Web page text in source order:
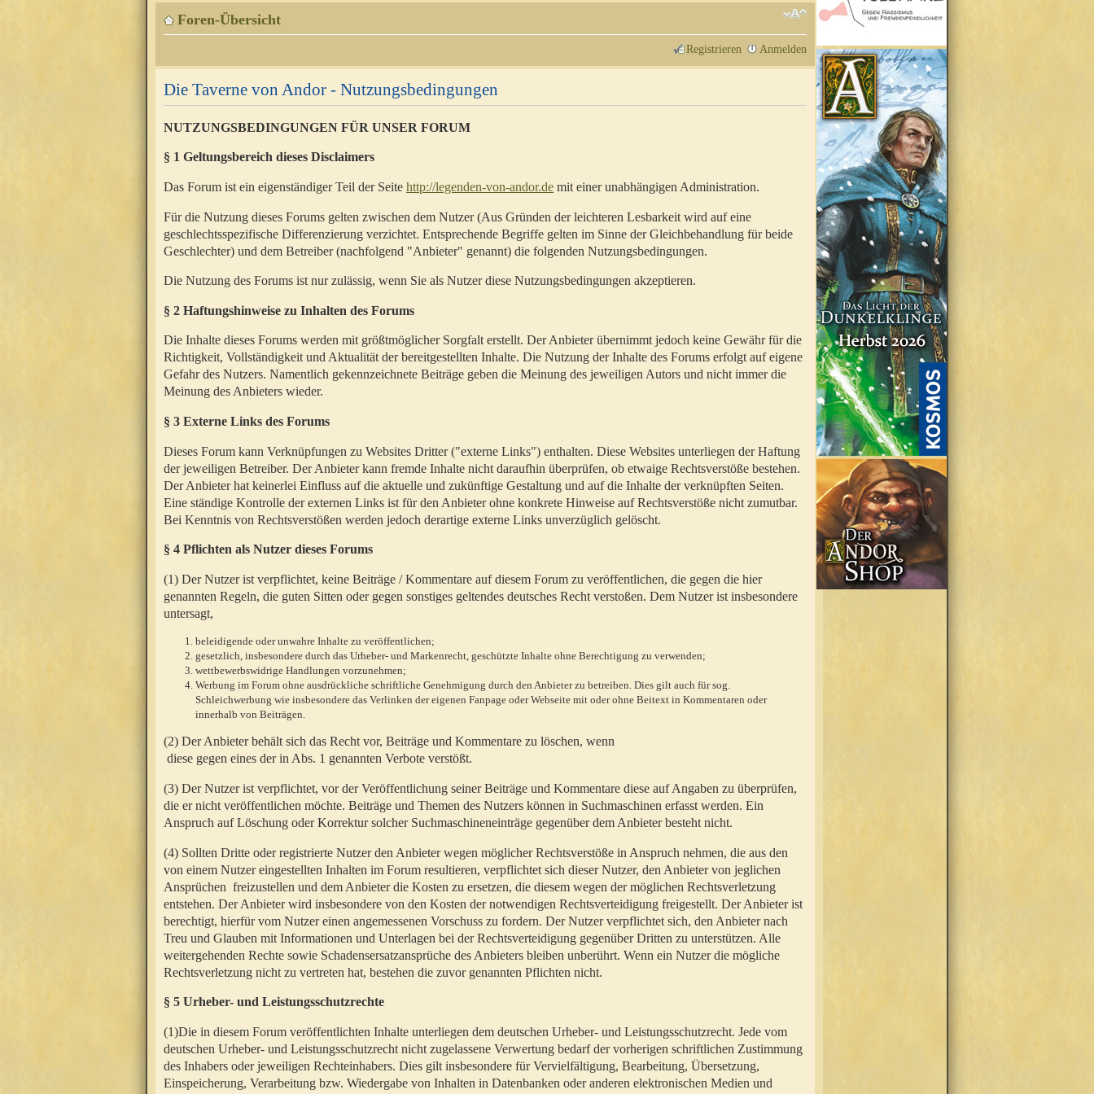
Foren-Übersicht
Registrieren Anmelden
Die Taverne von Andor - Nutzungsbedingungen
NUTZUNGSBEDINGUNGEN FÜR UNSER FORUM
§ 1 Geltungsbereich dieses Disclaimers
Das Forum ist ein eigenständiger Teil der Seite http://legenden-von-andor.de mit einer unabhängigen Administration.
Für die Nutzung dieses Forums gelten zwischen dem Nutzer (Aus Gründen der leichteren Lesbarkeit wird auf eine
geschlechtsspezifische Differenzierung verzichtet. Entsprechende Begriffe gelten im Sinne der Gleichbehandlung für beide
Geschlechter) und dem Betreiber (nachfolgend "Anbieter" genannt) die folgenden Nutzungsbedingungen.
Die Nutzung des Forums ist nur zulässig, wenn Sie als Nutzer diese Nutzungsbedingungen akzeptieren.
§ 2 Haftungshinweise zu Inhalten des Forums
Die Inhalte dieses Forums werden mit größtmöglicher Sorgfalt erstellt. Der Anbieter übernimmt jedoch keine Gewähr für die
Richtigkeit, Vollständigkeit und Aktualität der bereitgestellten Inhalte. Die Nutzung der Inhalte des Forums erfolgt auf eigene
Gefahr des Nutzers. Namentlich gekennzeichnete Beiträge geben die Meinung des jeweiligen Autors und nicht immer die
Meinung des Anbieters wieder.
§ 3 Externe Links des Forums
Dieses Forum kann Verknüpfungen zu Websites Dritter ("externe Links") enthalten. Diese Websites unterliegen der Haftung
der jeweiligen Betreiber. Der Anbieter kann fremde Inhalte nicht daraufhin überprüfen, ob etwaige Rechtsverstöße bestehen.
Der Anbieter hat keinerlei Einfluss auf die aktuelle und zukünftige Gestaltung und auf die Inhalte der verknüpften Seiten.
Eine ständige Kontrolle der externen Links ist für den Anbieter ohne konkrete Hinweise auf Rechtsverstöße nicht zumutbar.
Bei Kenntnis von Rechtsverstößen werden jedoch derartige externe Links unverzüglich gelöscht.
§ 4 Pflichten als Nutzer dieses Forums
(1) Der Nutzer ist verpflichtet, keine Beiträge / Kommentare auf diesem Forum zu veröffentlichen, die gegen die hier
genannten Regeln, die guten Sitten oder gegen sonstiges geltendes deutsches Recht verstoßen. Dem Nutzer ist insbesondere
untersagt,
beleidigende oder unwahre Inhalte zu veröffentlichen;
gesetzlich, insbesondere durch das Urheber- und Markenrecht, geschützte Inhalte ohne Berechtigung zu verwenden;
wettbewerbswidrige Handlungen vorzunehmen;
Werbung im Forum ohne ausdrückliche schriftliche Genehmigung durch den Anbieter zu betreiben. Dies gilt auch für sog.
Schleichwerbung wie insbesondere das Verlinken der eigenen Fanpage oder Webseite mit oder ohne Beitext in Kommentaren oder
innerhalb von Beiträgen.
(2) Der Anbieter behält sich das Recht vor, Beiträge und Kommentare zu löschen, wenn
diese gegen eines der in Abs. 1 genannten Verbote verstößt.
(3) Der Nutzer ist verpflichtet, vor der Veröffentlichung seiner Beiträge und Kommentare diese auf Angaben zu überprüfen,
die er nicht veröffentlichen möchte. Beiträge und Themen des Nutzers können in Suchmaschinen erfasst werden. Ein
Anspruch auf Löschung oder Korrektur solcher Suchmaschineneinträge gegenüber dem Anbieter besteht nicht.
(4) Sollten Dritte oder registrierte Nutzer den Anbieter wegen möglicher Rechtsverstöße in Anspruch nehmen, die aus den
von einem Nutzer eingestellten Inhalten im Forum resultieren, verpflichtet sich dieser Nutzer, den Anbieter von jeglichen
Ansprüchen freizustellen und dem Anbieter die Kosten zu ersetzen, die diesem wegen der möglichen Rechtsverletzung
entstehen. Der Anbieter wird insbesondere von den Kosten der notwendigen Rechtsverteidigung freigestellt. Der Anbieter ist
berechtigt, hierfür vom Nutzer einen angemessenen Vorschuss zu fordern. Der Nutzer verpflichtet sich, den Anbieter nach
Treu und Glauben mit Informationen und Unterlagen bei der Rechtsverteidigung gegenüber Dritten zu unterstützen. Alle
weitergehenden Rechte sowie Schadensersatzansprüche des Anbieters bleiben unberührt. Wenn ein Nutzer die mögliche
Rechtsverletzung nicht zu vertreten hat, bestehen die zuvor genannten Pflichten nicht.
§ 5 Urheber- und Leistungsschutzrechte
(1)Die in diesem Forum veröffentlichten Inhalte unterliegen dem deutschen Urheber- und Leistungsschutzrecht. Jede vom
deutschen Urheber- und Leistungsschutzrecht nicht zugelassene Verwertung bedarf der vorherigen schriftlichen Zustimmung
des Inhabers oder jeweiligen Rechteinhabers. Dies gilt insbesondere für Vervielfältigung, Bearbeitung, Übersetzung,
Einspeicherung, Verarbeitung bzw. Wiedergabe von Inhalten in Datenbanken oder anderen elektronischen Medien und